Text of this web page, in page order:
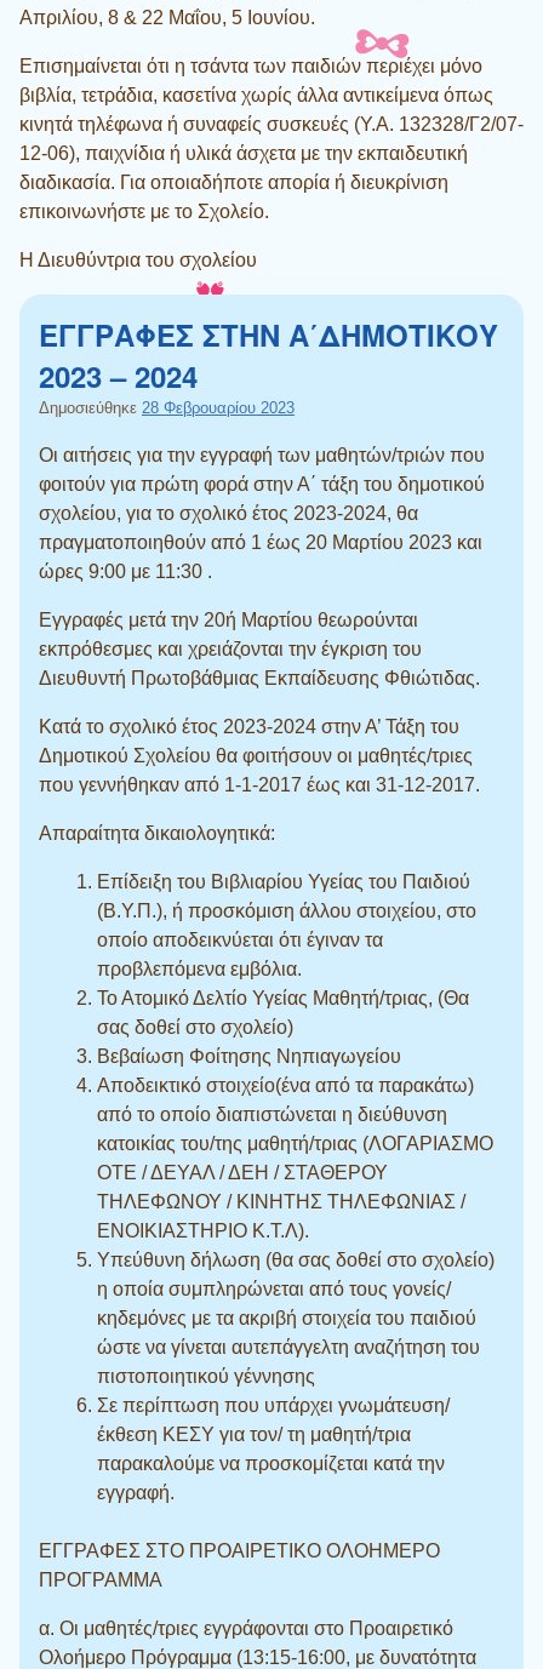
Απριλίου, 8 & 22 Μαΐου, 5 Ιουνίου.
Επισημαίνεται ότι η τσάντα των παιδιών περιέχει μόνο
βιβλία, τετράδια, κασετίνα χωρίς άλλα αντικείμενα όπως
κινητά τηλέφωνα ή συναφείς συσκευές (Υ.Α. 132328/Γ2/07-
12-06), παιχνίδια ή υλικά άσχετα με την εκπαιδευτική
διαδικασία. Για οποιαδήποτε απορία ή διευκρίνιση
επικοινωνήστε με το Σχολείο.
Η Διευθύντρια του σχολείου
ΕΓΓΡΑΦΕΣ ΣΤΗΝ Α΄ΔΗΜΟΤΙΚΟΥ
2023 – 2024
Δημοσιεύθηκε 28 Φεβρουαρίου 2023
Οι αιτήσεις για την εγγραφή των μαθητών/τριών που
φοιτούν για πρώτη φορά στην Α΄ τάξη του δημοτικού
σχολείου, για το σχολικό έτος 2023-2024, θα
πραγματοποιηθούν από 1 έως 20 Μαρτίου 2023 και
ώρες 9:00 με 11:30 .
Εγγραφές μετά την 20ή Μαρτίου θεωρούνται
εκπρόθεσμες και χρειάζονται την έγκριση του
Διευθυντή Πρωτοβάθμιας Εκπαίδευσης Φθιώτιδας.
Κατά το σχολικό έτος 2023-2024 στην Α’ Τάξη του
Δημοτικού Σχολείου θα φοιτήσουν οι μαθητές/τριες
που γεννήθηκαν από 1-1-2017 έως και 31-12-2017.
Απαραίτητα δικαιολογητικά:
Επίδειξη του Βιβλιαρίου Υγείας του Παιδιού
(Β.Υ.Π.), ή προσκόμιση άλλου στοιχείου, στο
οποίο αποδεικνύεται ότι έγιναν τα
προβλεπόμενα εμβόλια.
Το Ατομικό Δελτίο Υγείας Μαθητή/τριας, (Θα
σας δοθεί στο σχολείο)
Βεβαίωση Φοίτησης Νηπιαγωγείου
Αποδεικτικό στοιχείο(ένα από τα παρακάτω)
από το οποίο διαπιστώνεται η διεύθυνση
κατοικίας του/της μαθητή/τριας (ΛΟΓΑΡΙΑΣΜΟ
ΟΤΕ / ΔΕΥΑΛ / ΔΕΗ / ΣΤΑΘΕΡΟΥ
ΤΗΛΕΦΩΝΟΥ / ΚΙΝΗΤΗΣ ΤΗΛΕΦΩΝΙΑΣ /
ΕΝΟΙΚΙΑΣΤΗΡΙΟ Κ.Τ.Λ).
Υπεύθυνη δήλωση (θα σας δοθεί στο σχολείο)
η οποία συμπληρώνεται από τους γονείς/
κηδεμόνες με τα ακριβή στοιχεία του παιδιού
ώστε να γίνεται αυτεπάγγελτη αναζήτηση του
πιστοποιητικού γέννησης
Σε περίπτωση που υπάρχει γνωμάτευση/
έκθεση ΚΕΣΥ για τον/ τη μαθητή/τρια
παρακαλούμε να προσκομίζεται κατά την
εγγραφή.
ΕΓΓΡΑΦΕΣ ΣΤΟ ΠΡΟΑΙΡΕΤΙΚΟ ΟΛΟΗΜΕΡΟ
ΠΡΟΓΡΑΜΜΑ
α. Οι μαθητές/τριες εγγράφονται στο Προαιρετικό
Ολοήμερο Πρόγραμμα (13:15-16:00, με δυνατότητα